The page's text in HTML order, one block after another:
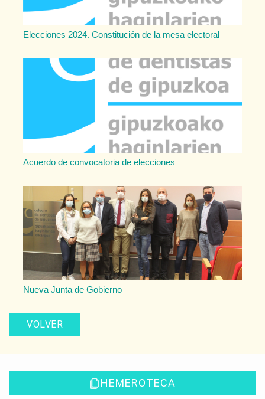
Elecciones 2024. Constitución de la mesa electoral
Acuerdo de convocatoria de elecciones
Nueva Junta de Gobierno
VOLVER
HEMEROTECA